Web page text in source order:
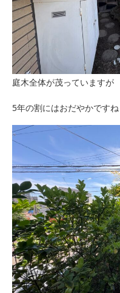
庭木全体が茂っていますが
5年の割にはおだやかですね